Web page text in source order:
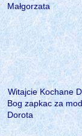
Małgorzata
Witajcie Kochane
Bog zapkac za
Dorota